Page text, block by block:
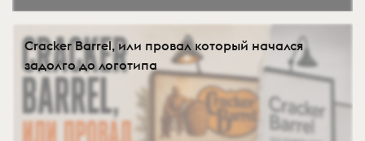
Cracker Barrel, или провал который начался
задолго до логотипа